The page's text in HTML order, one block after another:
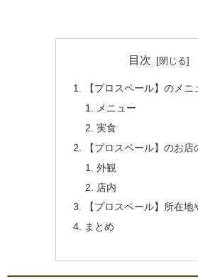
目次
【プロスペール】のメニ
メニュー
実食
【プロスペール】のお店
外観
店内
【プロスペール】所在地
まとめ